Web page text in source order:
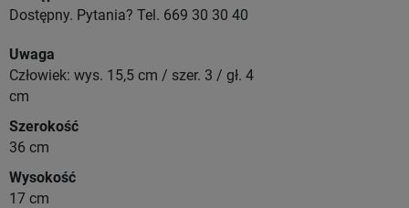
Dostępny. Pytania? Tel. 669 30 30 40
Uwaga
Człowiek: wys. 15,5 cm / szer. 3 / gł. 4
cm
Szerokość
36 cm
Wysokość
17 cm